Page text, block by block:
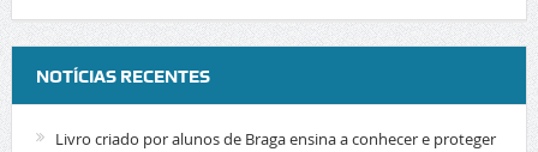
NOTÍCIAS RECENTES
Livro criado por alunos de Braga ensina a conhecer e proteger